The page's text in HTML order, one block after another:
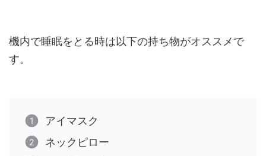
機内で睡眠をとる時は以下の持ち物がオススメで
す。
アイマスク
ネックピロー